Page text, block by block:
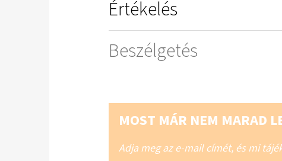
Értékelés
Beszélgetés
MOST MÁR NEM MARAD
Adja meg az e-mail címét, és mi